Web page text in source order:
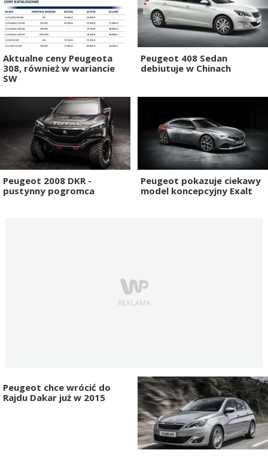
Aktualne ceny Peugeota
308, również w wariancie
SW
Peugeot 408 Sedan
debiutuje w Chinach
Peugeot 2008 DKR -
pustynny pogromca
Peugeot pokazuje ciekawy
model koncepcyjny Exalt
Peugeot chce wrócić do
Rajdu Dakar już w 2015